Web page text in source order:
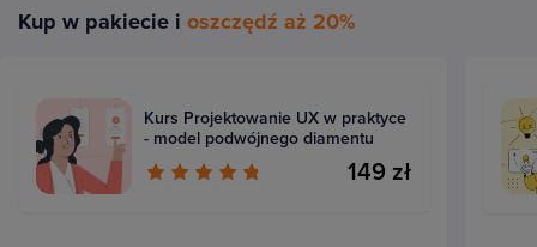
Kup w pakiecie i oszczędź aż 20%
Kurs Projektowanie UX w praktyce
- model podwójnego diamentu
149 zł